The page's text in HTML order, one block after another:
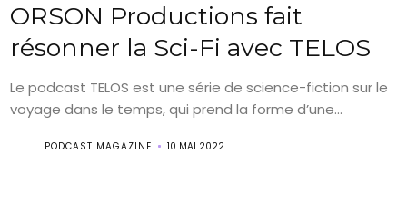
ORSON Productions fait
résonner la Sci-Fi avec TELOS
Le podcast TELOS est une série de science-fiction sur le
voyage dans le temps, qui prend la forme d’une...
PODCAST MAGAZINE 10 MAI 2022